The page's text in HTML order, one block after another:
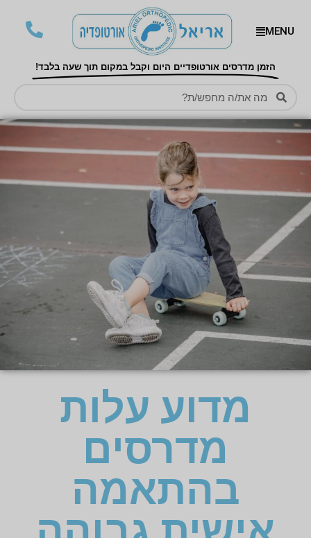
MENU
הזמן מדרסים אורטופדיים היום וקבל במקום תוך שעה בלבד!
מדוע עלות
מדרסים
בהתאמה